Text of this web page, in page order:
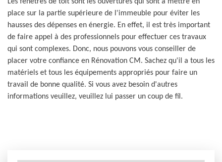
place sur la partie supérieure de l'immeuble pour éviter les
hausses des dépenses en énergie. En effet, il est très important
de faire appel à des professionnels pour effectuer ces travaux
qui sont complexes. Donc, nous pouvons vous conseiller de
placer votre confiance en Rénovation CM. Sachez qu'il a tous les
matériels et tous les équipements appropriés pour faire un
travail de bonne qualité. Si vous avez besoin d'autres
informations veuillez, veuillez lui passer un coup de fil.